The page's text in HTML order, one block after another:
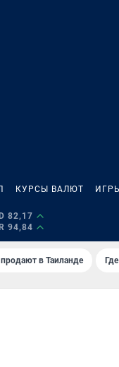
КУРСЫ ВАЛЮТ
82,17
94,84
в Таиланде